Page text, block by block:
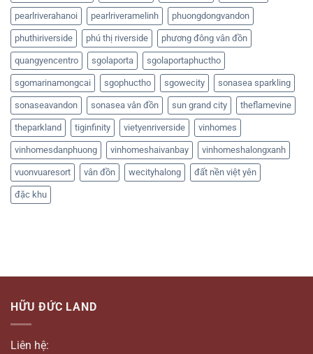
pearlriverahanoi pearlriveramelinh phuongdongvandon
phuthiriverside phú thị riverside phương đông vân đồn
quangyencentro sgolaporta sgolaportaphuctho
sgomarinamongcai sgophuctho sgowecity sonasea sparkling
sonaseavandon sonasea vân đồn sun grand city theflamevine
theparkland tiginfinity vietyenriverside vinhomes
vinhomesdanphuong vinhomeshaivanbay vinhomeshalongxanh
vuonvuaresort vân đồn wecityhalong đất nền việt yên
đặc khu
HỮU ĐỨC LAND
Liên hệ: